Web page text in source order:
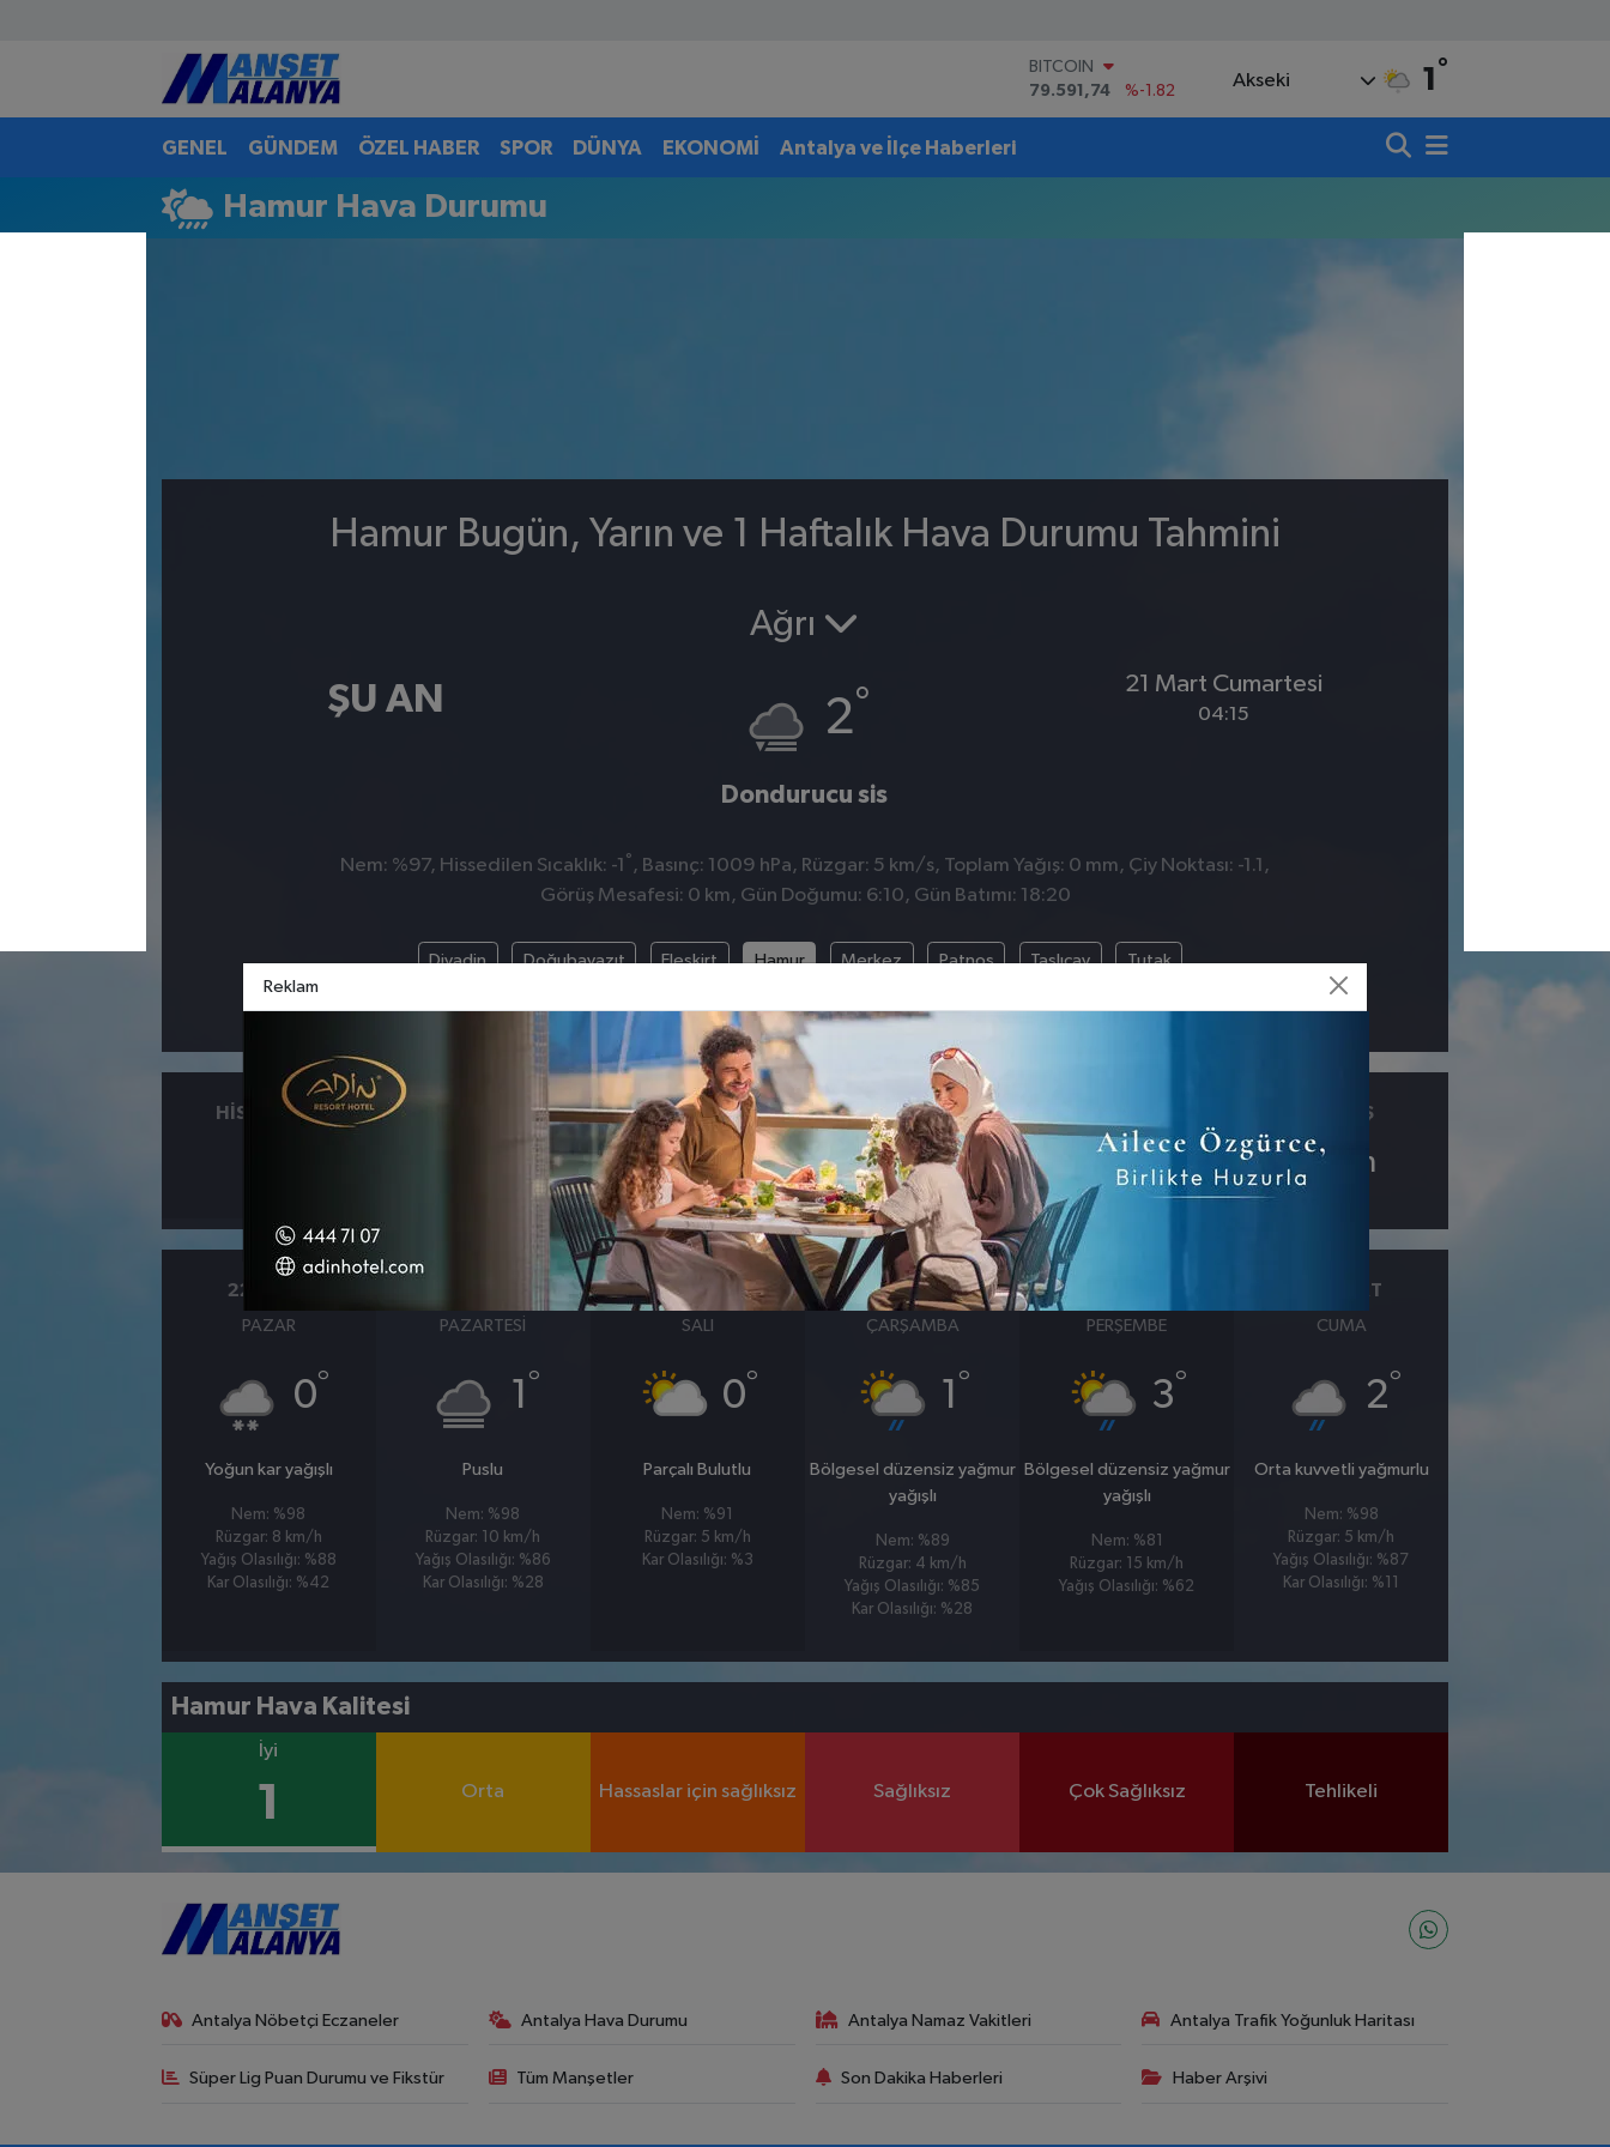
BITCOIN
79.591,74
%-1.82
DOLAR
Akseki 1 °
GENEL GÜNDEM ÖZEL HABER SPOR DÜNYA EKONOMİ Antalya ve İlçe Haberleri
Hamur Hava Durumu
Hamur Bugün, Yarın ve 1 Haftalık Hava Durumu Tahmini
ŞU AN
Ağrı
2°
Dondurucu sis
21 Mart Cumartesi
04:15
Nem: %97, Hissedilen Sıcaklık: -1 ° , Basınç: 1009 hPa, Rüzgar: 5 km/s, Toplam Yağış: 0 mm, Çiy Noktası: -1.1,
Görüş Mesafesi: 0 km, Gün Doğumu: 6:10, Gün Batımı: 18:20
Diyadin Doğubayazıt Eleşkirt Hamur Merkez Patnos Taşlıçay Tutak
HISSEDILEN BASINÇ
1009hpa
RÜZGAR
5km/s -1.1
GÖRÜŞ
0 km
22 MART
PAZAR
0°
Yoğun kar yağışlı
Nem: %98
Rüzgar: 8 km/h
Yağış Olasılığı: %88
Kar Olasılığı: %42
PAZARTESI
1 °
Puslu
Nem: %98
Rüzgar: 10 km/h
Yağış Olasılığı: %86
Kar Olasılığı: %28
24 MART
SALI
0°
Parçalı Bulutlu
Nem: %91
Rüzgar: 5 km/h
Kar Olasılığı: %3
25 MART
ÇARŞAMBA
1 °
Bölgesel düzensiz yağmur
yağışlı
Nem: %89
Rüzgar: 4 km/h
Yağış Olasılığı: %85
Kar Olasılığı: %28
PERŞEMBE
3°
Bölgesel düzensiz yağmur
yağışlı
Nem: %81
Rüzgar: 15 km/h
Yağış Olasılığı: %62
27 MART
CUMA
2°
Orta kuvvetli yağmurlu
Nem: %98
Rüzgar: 5 km/h
Yağış Olasılığı: %87
Kar Olasılığı: %11
Hamur Hava Kalitesi
İyi
1 Orta Hassaslar için sağlıksız Sağlıksız Çok Sağlıksız Tehlikeli
Antalya Nöbetçi Eczaneler Antalya Hava Durumu Antalya Namaz Vakitleri Antalya Trafik Yoğunluk Haritası
Süper Lig Puan Durumu ve Fikstür Tüm Manşetler Son Dakika Haberleri Haber Arşivi
Antalya Nöbetçi Eczaneler
Antalya Hava Durumu
Antalya Namaz Vakitleri
Reklam